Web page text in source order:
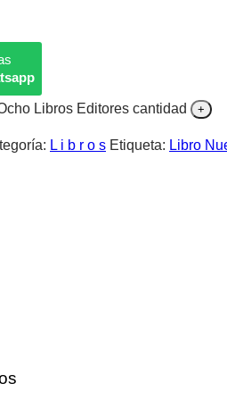
Libros Editores cantidad
L i b r o s Etiqueta: Libro